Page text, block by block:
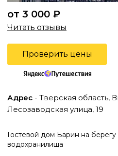
от 3 000 ₽
Читать отзывы
Проверить цены
Адрес - Тверская область,
Лесозаводская улица, 19
Гостевой дом Барин на
водохранилища